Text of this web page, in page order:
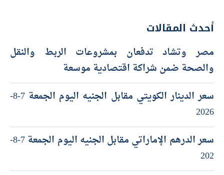
أحدث المقالات
مصر وتشاد تدفعان بمشروعات الربط والنقل
والصحة ضمن شراكة اقتصادية موسعة
سعر الدينار الكويتي مقابل الجنيه اليوم الجمعة 7-8-
2026
سعر الدرهم الإماراتي مقابل الجنيه اليوم الجمعة 7-8-
202